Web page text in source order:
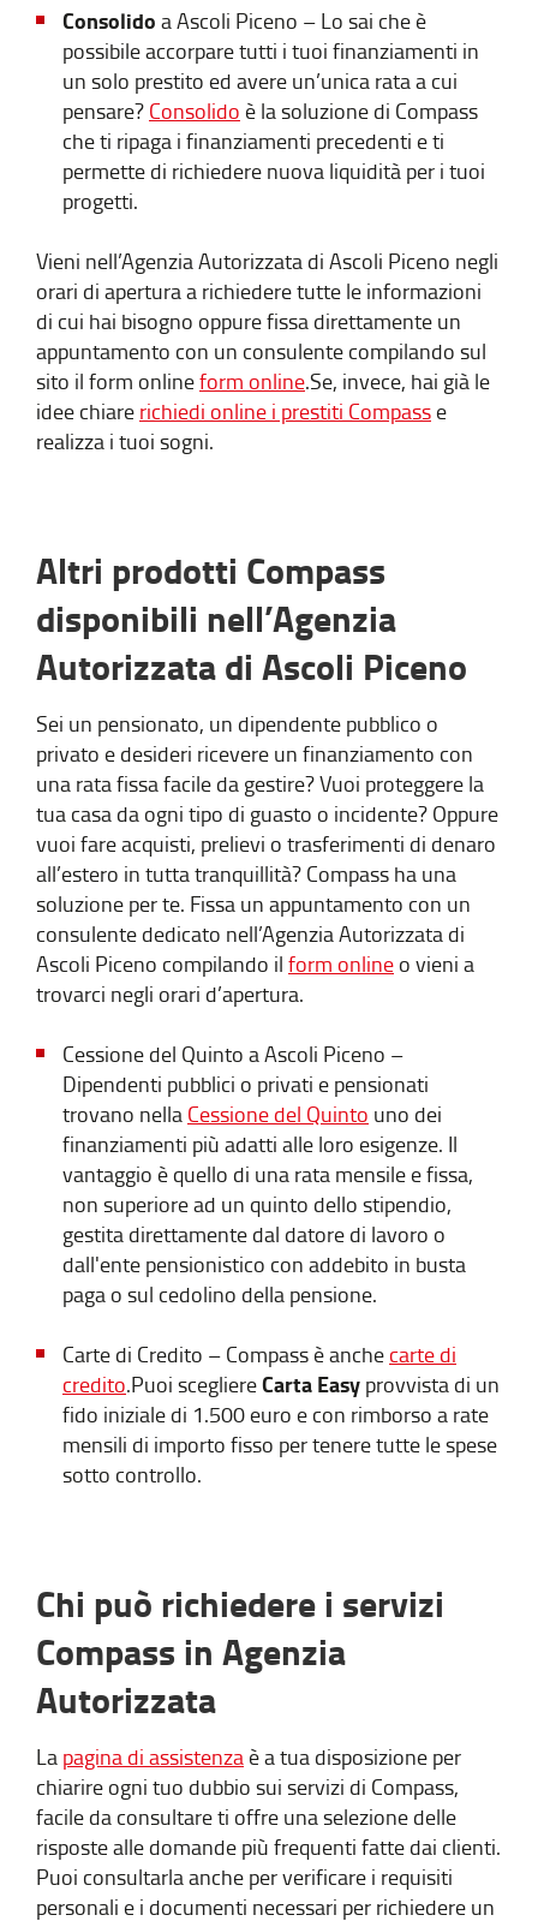
Consolido a Ascoli Piceno – Lo sai che è
possibile accorpare tutti i tuoi finanziamenti in
un solo prestito ed avere un’unica rata a cui
pensare? Consolido è la soluzione di Compass
che ti ripaga i finanziamenti precedenti e ti
permette di richiedere nuova liquidità per i tuoi
progetti.
Vieni nell’Agenzia Autorizzata di Ascoli Piceno negli
orari di apertura a richiedere tutte le informazioni
di cui hai bisogno oppure fissa direttamente un
appuntamento con un consulente compilando sul
sito il form onlineform online.Se, invece, hai già le
idee chiare richiedi online i prestiti Compass e
realizza i tuoi sogni.
Altri prodotti Compass
disponibili nell’Agenzia
Autorizzata di Ascoli Piceno
Sei un pensionato, un dipendente pubblico o
privato e desideri ricevere un finanziamento con
una rata fissa facile da gestire? Vuoi proteggere la
tua casa da ogni tipo di guasto o incidente? Oppure
vuoi fare acquisti, prelievi o trasferimenti di denaro
all’estero in tutta tranquillità? Compass ha una
soluzione per te. Fissa un appuntamento con un
consulente dedicato nell’Agenzia Autorizzata di
Ascoli Piceno compilando il form online o vieni a
trovarci negli orari d’apertura.
Cessione del Quinto a Ascoli Piceno –
Dipendenti pubblici o privati e pensionati
trovano nella Cessione del Quinto uno dei
finanziamenti più adatti alle loro esigenze. Il
vantaggio è quello di una rata mensile e fissa,
non superiore ad un quinto dello stipendio,
gestita direttamente dal datore di lavoro o
dall'ente pensionistico con addebito in busta
paga o sul cedolino della pensione.
Carte di Credito – Compass è anche carte di
credito.Puoi scegliereCarta Easy provvista di un
fido iniziale di 1.500 euro e con rimborso a rate
mensili di importo fisso per tenere tutte le spese
sotto controllo.
Chi può richiedere i servizi
Compass in Agenzia
Autorizzata
La pagina di assistenza è a tua disposizione per
chiarire ogni tuo dubbio sui servizi di Compass,
facile da consultare ti offre una selezione delle
risposte alle domande più frequenti fatte dai clienti.
Puoi consultarla anche per verificare i requisiti
personali e i documenti necessari per richiedere un